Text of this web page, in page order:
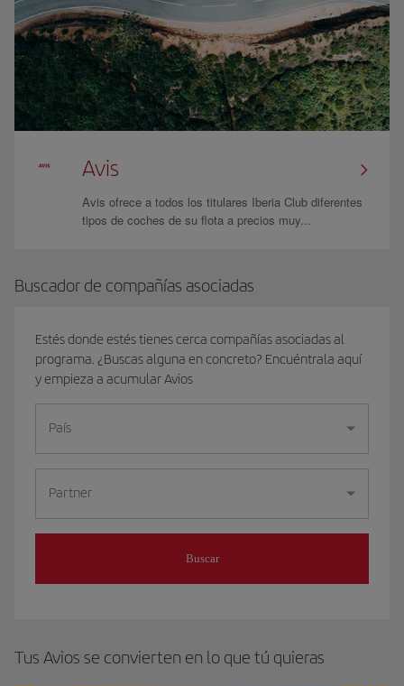
Avis
Avis ofrece a todos los titulares Iberia Club diferentes
tipos de coches de su flota a precios muy...
Buscador de compañías asociadas
Estés donde estés tienes cerca compañías asociadas al
programa. ¿Buscas alguna en concreto? Encuéntrala aquí
y empieza a acumular Avios
País
Partner
Buscar
Tus Avios se convierten en lo que tú quieras